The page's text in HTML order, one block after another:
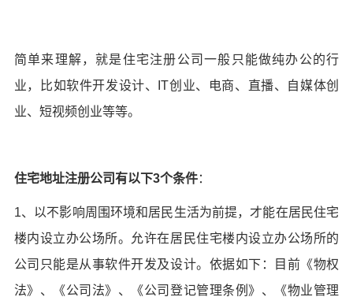
简单来理解，就是住宅注册公司一般只能做纯办公的行
业，比如软件开发设计、IT创业、电商、直播、自媒体创
业、短视频创业等等。
住宅地址注册公司有以下3个条件：
1、以不影响周围环境和居民生活为前提，才能在居民住宅
楼内设立办公场所。允许在居民住宅楼内设立办公场所的
公司只能是从事软件开发及设计。依据如下：目前《物权
法》、《公司法》、《公司登记管理条例》、《物业管理